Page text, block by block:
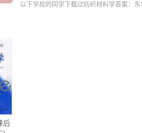
以下学校的同学下载过纺织材料学答案：
后